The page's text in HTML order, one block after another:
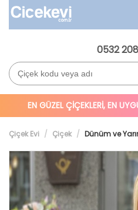
0532
EN GÜZEL ÇİÇEKLERİ, EN
Çiçek Evi Çiçek Dünüm ve